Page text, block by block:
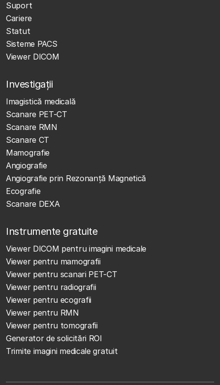
Suport
Cariere
Statut
Sisteme PACS
Viewer DICOM
Investigații
Imagistică medicală
Scanare PET-CT
Scanare RMN
Scanare CT
Mamografie
Angiografie
Angiografie prin Rezonanță Magnetică
Ecografie
Scanare DEXA
Instrumente gratuite
Viewer DICOM pentru imagini medicale
Viewer pentru mamografii
Viewer pentru scanari PET-CT
Viewer pentru radiografii
Viewer pentru ecografii
Viewer pentru RMN
Viewer pentru tomografii
Generator de solicitări ROI
Trimite imagini medicale gratuit